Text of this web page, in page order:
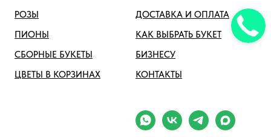
РОЗЫ
ПИОНЫ
СБОРНЫЕ БУКЕТЫ
ЦВЕТЫ В КОРЗИНАХ
ДОСТАВКА И ОПЛАТА
КАК ВЫБРАТЬ БУКЕТ
БИЗНЕСУ
КОНТАКТЫ